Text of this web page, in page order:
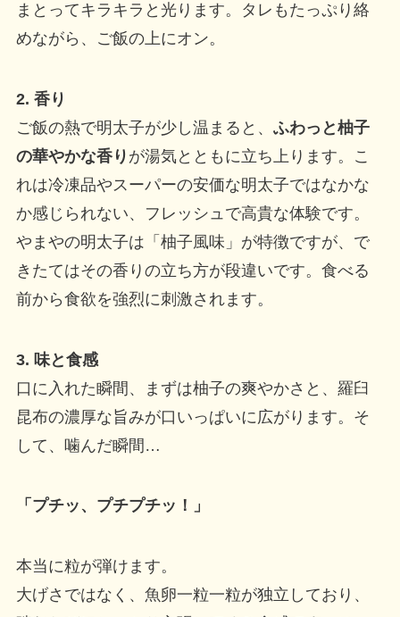
まとってキラキラと光ります。タレもたっぷり絡
めながら、ご飯の上にオン。
2. 香り
ご飯の熱で明太子が少し温まると、 ふわっと柚子
の華やかな香り が湯気とともに立ち上ります。こ
れは冷凍品やスーパーの安価な明太子ではなかな
か感じられない、フレッシュで高貴な体験です。
やまやの明太子は「柚子風味」が特徴ですが、で
きたてはその香りの立ち方が段違いです。食べる
前から食欲を強烈に刺激されます。
3. 味と食感
口に入れた瞬間、まずは柚子の爽やかさと、羅臼
昆布の濃厚な旨みが口いっぱいに広がります。そ
して、噛んだ瞬間…
「プチッ、プチプチッ！」
本当に粒が弾けます。
大げさではなく、魚卵一粒一粒が独立しており、